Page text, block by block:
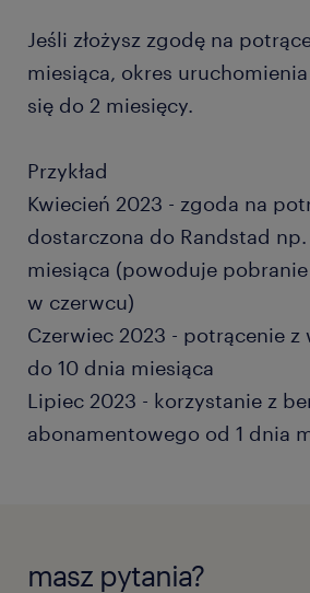
Jeśli złożysz zgodę na
miesiąca, okres uruchomienia
się do 2 miesięcy.
Przykład
Kwiecień 2023 - zgoda na
dostarczona do Randstad
miesiąca (powoduje
w czerwcu)
Czerwiec 2023 - potrącenie z
do 10 dnia miesiąca
Lipiec 2023 - korzystanie z
abonamentowego od 1 dnia
masz pytania?